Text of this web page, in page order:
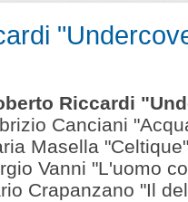
Riccardi
Canciani
Masella
Vanni "L'uomo
Crapanzano "Il